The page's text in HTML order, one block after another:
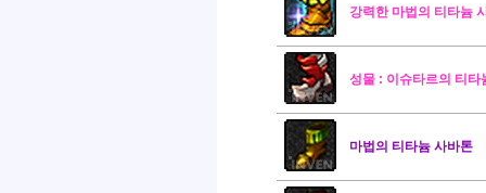
강력한 마법의 티타늄
성물 : 이슈타르의 티타
마법의 티타늄 사바톤